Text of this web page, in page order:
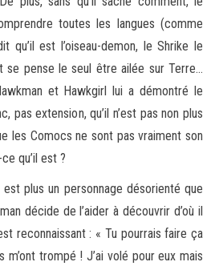
toutes les langues (comme
qu’il est l’oiseau-demon, le Shrike le
pense le seul être ailée sur Terre…
et Hawkgirl lui a démontré le
pas extension, qu’il n’est pas non plus
les Comocs ne sont pas vraiment son
qu’il est ?
plus un personnage désorienté que
décide de l’aider à découvrir d’où il
reconnaissant : « Tu pourrais faire ça
m’ont trompé ! J’ai volé pour eux mais